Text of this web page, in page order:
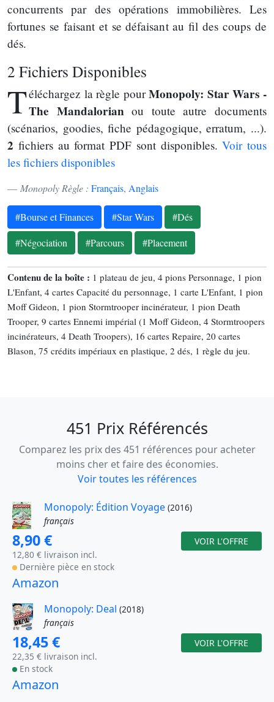
concurrents par des opérations immobilières. Les
fortunes se faisant et se défaisant au fil des coups de
dés.
2 Fichiers Disponibles
Téléchargez la règle pourMonopoly: Star Wars -
The Mandalorian ou toute autre documents
(scénarios, goodies, fiche pédagogique, erratum, ...).
2 fichiers au format PDF sont disponibles.Voir tous
les fichiers disponibles
Monopoly Règle : Français, Anglais
#Bourse et Finances #Star Wars
#Dés
#Négociation
#Parcours #Placement
Contenu de la boîte : 1 plateau de jeu, 4 pions Personnage, 1 pion
L'Enfant, 4 cartes Capacité du personnage, 1 carte L'Enfant, 1 pion
Moff Gideon, 1 pion Stormtrooper incinérateur, 1 pion Death
Trooper, 9 cartes Ennemi impérial (1 Moff Gideon, 4 Stormtroopers
incinérateurs, 4 Death Troopers), 16 cartes Repaire, 20 cartes
Blason, 75 crédits impériaux en plastique, 2 dés, 1 règle du jeu.
451 Prix Référencés
Comparez les prix des 451 références pour acheter
moins cher et faire des économies.
Voir toutes les références
Monopoly: Édition Voyage (2016)
français
8,90 €
12,80 € livraison incl.
Dernière pièce en stock
VOIR L'OFFRE
Amazon
Monopoly: Deal (2018)
français
18,45 €
22,35 € livraison incl.
En stock
VOIR L'OFFRE
Amazon